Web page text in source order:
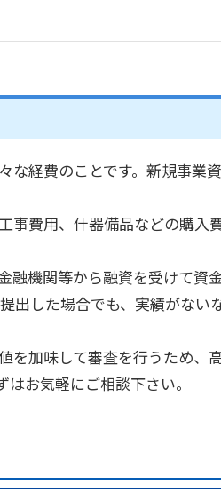
経費のことです。新規事業
費用、什器備品などの購入
機関等から融資を受けて資
した場合でも、実績がない
加味して審査を行うため、
お気軽にご相談下さい。